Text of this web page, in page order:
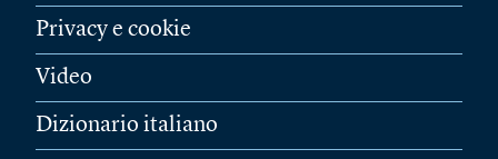
Privacy e cookie
Video
Dizionario italiano